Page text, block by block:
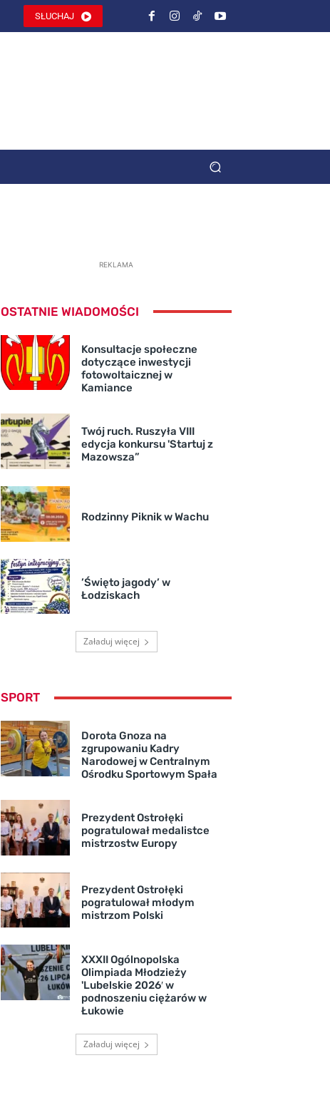
SŁUCHAJ
REKLAMA
OSTATNIE WIADOMOŚCI
Konsultacje społeczne
dotyczące inwestycji
fotowoltaicznej w
Kamiance
Twój ruch. Ruszyła VIII
edycja konkursu 'Startuj z
Mazowsza”
Rodzinny Piknik w Wachu
’Święto jagody’ w
Łodziskach
Załaduj więcej
SPORT
Dorota Gnoza na
zgrupowaniu Kadry
Narodowej w Centralnym
Ośrodku Sportowym Spała
Prezydent Ostrołęki
pogratulował medalistce
mistrzostw Europy
Prezydent Ostrołęki
pogratulował młodym
mistrzom Polski
XXXII Ogólnopolska
Olimpiada Młodzieży
'Lubelskie 2026′ w
podnoszeniu ciężarów w
Łukowie
Załaduj więcej